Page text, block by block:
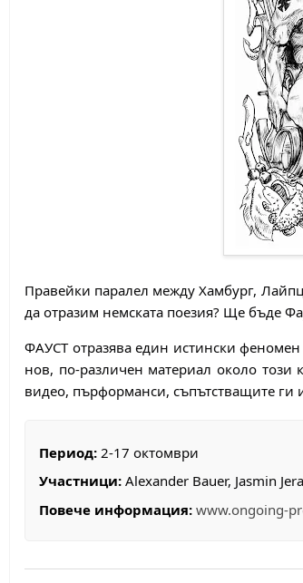
Правейки паралел между Хамбург,
да отразим немската поезия? Ще бъде
ФАУСТ отразява един истински
нов, по-различен материал около този
видео, пърформанси, съпътстващите ги
Период: 2-17 октомври
Участници: Alexander Bauer, Jasmin
Повече информация: www.ongoing-